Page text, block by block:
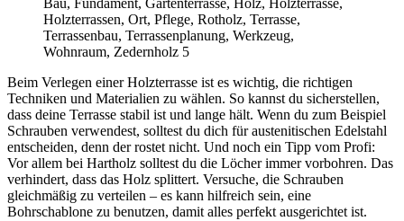
Bau, Fundament, Gartenterrasse, Holz, Holzterrasse,
Holzterrassen, Ort, Pflege, Rotholz, Terrasse,
Terrassenbau, Terrassenplanung, Werkzeug,
Wohnraum, Zedernholz 5
Beim Verlegen einer Holzterrasse ist es wichtig, die richtigen
Techniken und Materialien zu wählen. So kannst du sicherstellen,
dass deine Terrasse stabil ist und lange hält. Wenn du zum Beispiel
Schrauben verwendest, solltest du dich für austenitischen Edelstahl
entscheiden, denn der rostet nicht. Und noch ein Tipp vom Profi:
Vor allem bei Hartholz solltest du die Löcher immer vorbohren. Das
verhindert, dass das Holz splittert. Versuche, die Schrauben
gleichmäßig zu verteilen – es kann hilfreich sein, eine
Bohrschablone zu benutzen, damit alles perfekt ausgerichtet ist.